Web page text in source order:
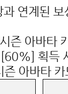
연계된
즌 아바타
[60%] 획득
아바타